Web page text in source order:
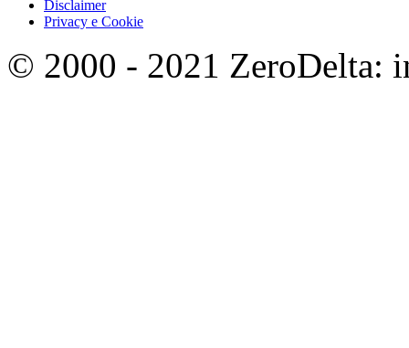
Disclaimer
Privacy e Cookie
© 2000 - 2021 ZeroDelta: